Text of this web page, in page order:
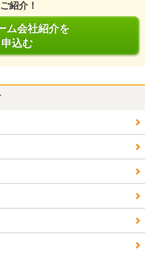
紹介！
ム会社紹介を
申込む